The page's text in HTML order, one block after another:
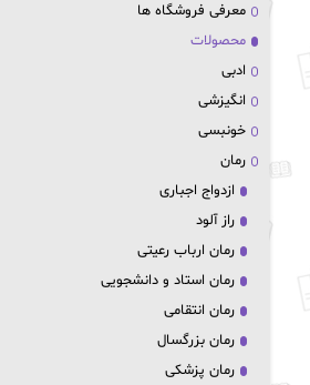
معرفی فروشگاه ها
محصولات
ادبی
انگیزشی
خونبسی
رمان
ازدواج اجباری
راز آلود
رمان ارباب رعیتی
رمان استاد و دانشجویی
رمان انتقامی
رمان بزرگسال
رمان پزشکی